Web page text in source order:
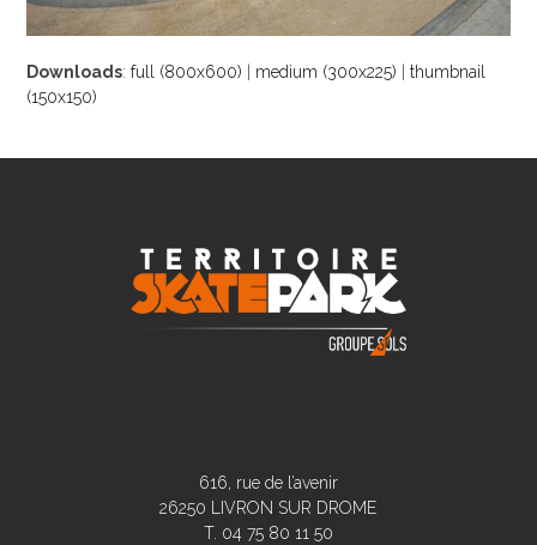
Downloads:full (800x600) medium (300x225) |thumbnail
(150x150)
616, rue de l’avenir
26250 LIVRON SUR DROME
T. 04 75 80 11 50